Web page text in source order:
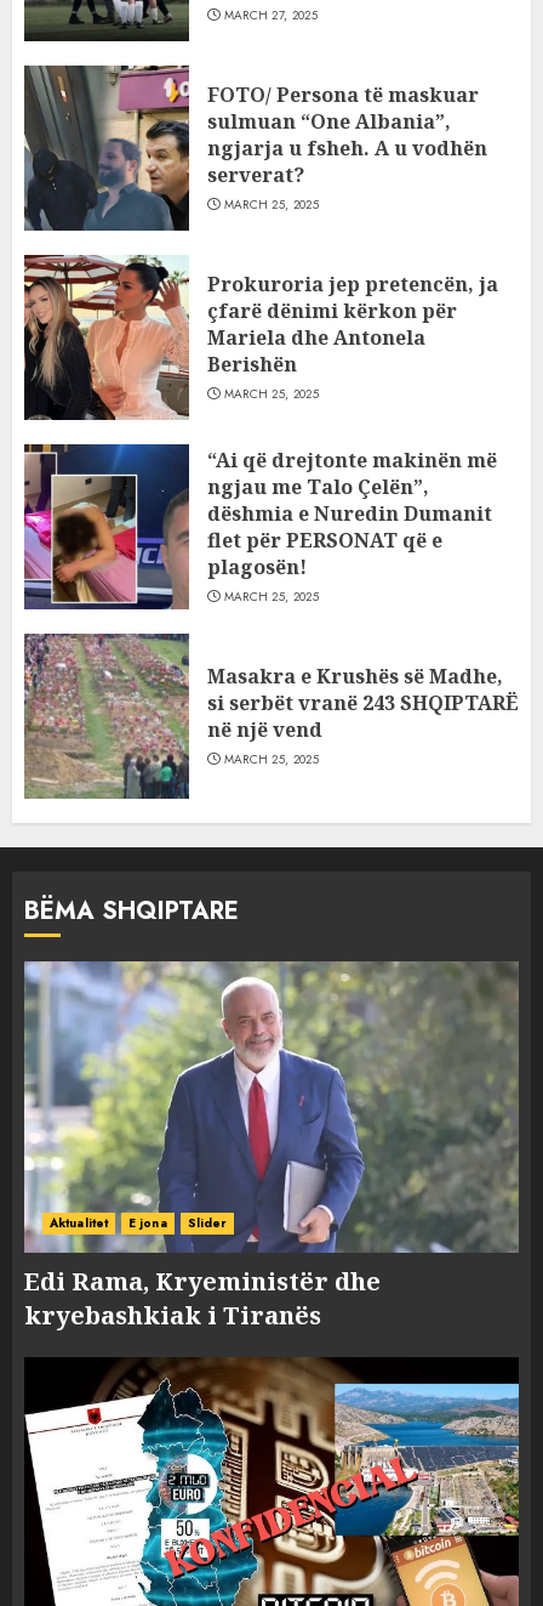
MARCH 27, 2025
FOTO/ Persona të maskuar
sulmuan “One Albania”,
ngjarja u fsheh. A u vodhën
serverat?
MARCH 25, 2025
Prokuroria jep pretencën, ja
çfarë dënimi kërkon për
Mariela dhe Antonela
Berishën
MARCH 25, 2025
“Ai që drejtonte makinën më
ngjau me Talo Çelën”,
dëshmia e Nuredin Dumanit
flet për PERSONAT që e
plagosën!
MARCH 25, 2025
Masakra e Krushës së Madhe,
si serbët vranë 243 SHQIPTARË
në një vend
MARCH 25, 2025
BËMA SHQIPTARE
Aktualitet E jona Slider
Edi Rama, Kryeministër dhe
kryebashkiak i Tiranës